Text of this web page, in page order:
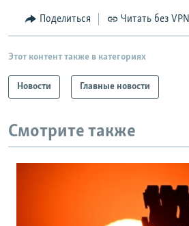
Поделиться Читать без VPN
Этот контент также в категориях
Новости Главные новости
Смотрите также